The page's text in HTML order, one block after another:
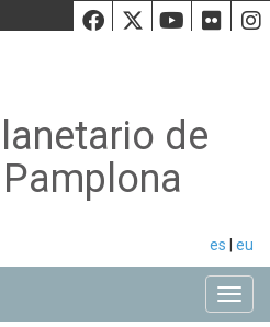
Facebook
Twiiter
de
Pamplona
es eu